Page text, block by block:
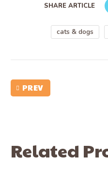
SHARE ARTICLE
cats & dogs
PREV
Related